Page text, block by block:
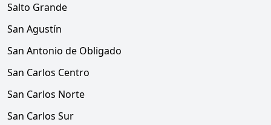
Salto Grande
San Agustín
San Antonio de Obligado
San Carlos Centro
San Carlos Norte
San Carlos Sur